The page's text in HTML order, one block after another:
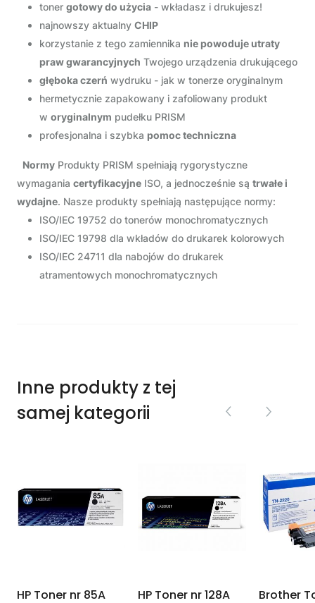
toner gotowy do użycia - wkładasz i drukujesz!
najnowszy aktualny CHIP
korzystanie z tego zamiennika nie powoduje utraty
praw gwarancyjnych Twojego urządzenia drukującego
głęboka czerń wydruku - jak w tonerze oryginalnym
hermetycznie zapakowany i zafoliowany produkt
w oryginalnym pudełku PRISM
profesjonalna i szybka pomoc techniczna
Normy Produkty PRISM spełniają rygorystyczne
wymagania certyfikacyjne ISO, a jednocześnie są trwałe i
wydajne. Nasze produkty spełniają następujące normy:
ISO/IEC 19752 do tonerów monochromatycznych
ISO/IEC 19798 dla wkładów do drukarek kolorowych
ISO/IEC 24711 dla nabojów do drukarek
atramentowych monochromatycznych
Inne produkty z tej
samej kategorii
HP Toner nr 85A HP Toner nr 128A Brother